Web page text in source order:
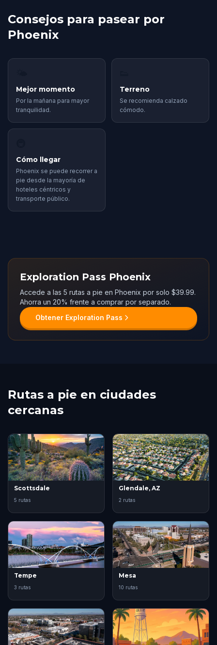
Consejos para pasear por
Phoenix
Mejor momento
Por la mañana para mayor
tranquilidad.
Terreno
Se recomienda calzado
cómodo.
Cómo llegar
Phoenix se puede recorrer a
pie desde la mayoría de
hoteles céntricos y
transporte público.
Exploration Pass Phoenix
Accede a las 5 rutas a pie en Phoenix por solo $39.99.
Ahorra un 20% frente a comprar por separado.
Obtener Exploration Pass
Rutas a pie en ciudades
cercanas
Scottsdale
5 rutas
Glendale, AZ
2 rutas
Tempe
3 rutas
Mesa
10 rutas